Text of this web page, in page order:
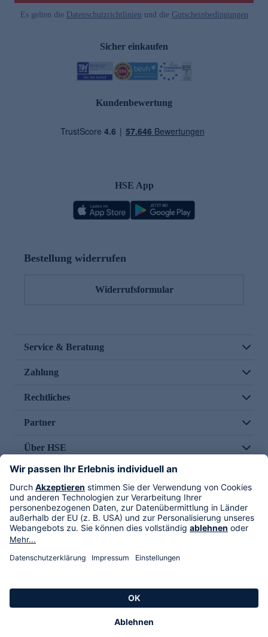
Es gelten die Datenschutzrichtlinien und die Gutscheinbedingungen
Sicher einkaufen
Kundenbewertung
HSE App
Bestellung widerrufen
Widerrufsformular
Service & Beratung
Zahlung
Rechtliches
Partner
Über HSE
Im TV
HSE International